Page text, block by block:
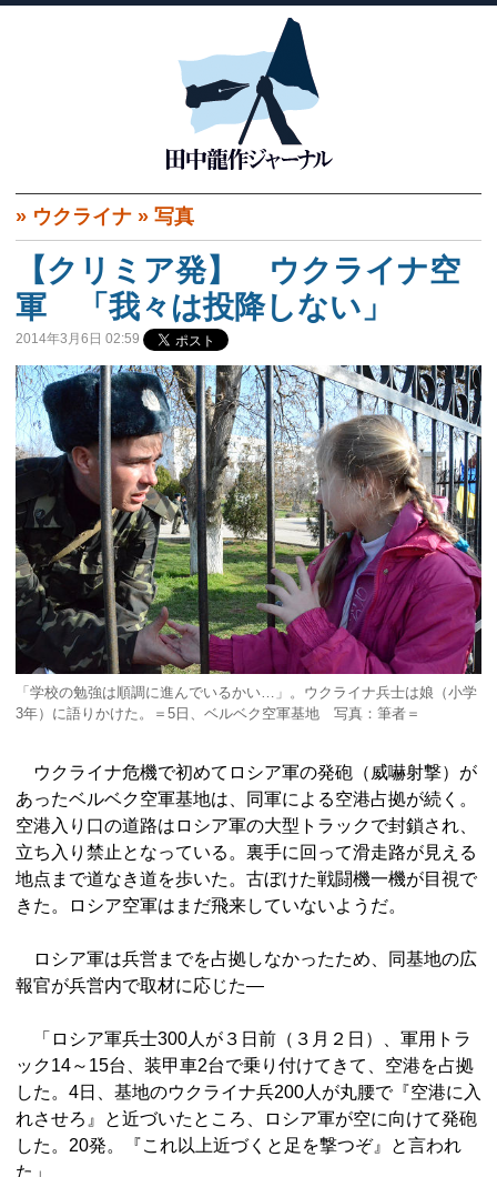
» ウクライナ » 写真
【クリミア発】 ウクライナ空
軍 「我々は投降しない」
2014年3月6日 02:59
「学校の勉強は順調に進んでいるかい…」。ウクライナ兵士は娘（小学
3年）に語りかけた。＝5日、ベルベク空軍基地 写真：筆者＝
ウクライナ危機で初めてロシア軍の発砲（威嚇射撃）が
あったベルベク空軍基地は、同軍による空港占拠が続く。
空港入り口の道路はロシア軍の大型トラックで封鎖され、
立ち入り禁止となっている。裏手に回って滑走路が見える
地点まで道なき道を歩いた。古ぼけた戦闘機一機が目視で
きた。ロシア空軍はまだ飛来していないようだ。
ロシア軍は兵営までを占拠しなかったため、同基地の広
報官が兵営内で取材に応じた―
「ロシア軍兵士300人が３日前（３月２日）、軍用トラ
ック14～15台、装甲車2台で乗り付けてきて、空港を占拠
した。4日、基地のウクライナ兵200人が丸腰で『空港に入
れさせろ』と近づいたところ、ロシア軍が空に向けて発砲
した。20発。『これ以上近づくと足を撃つぞ』と言われ
た」